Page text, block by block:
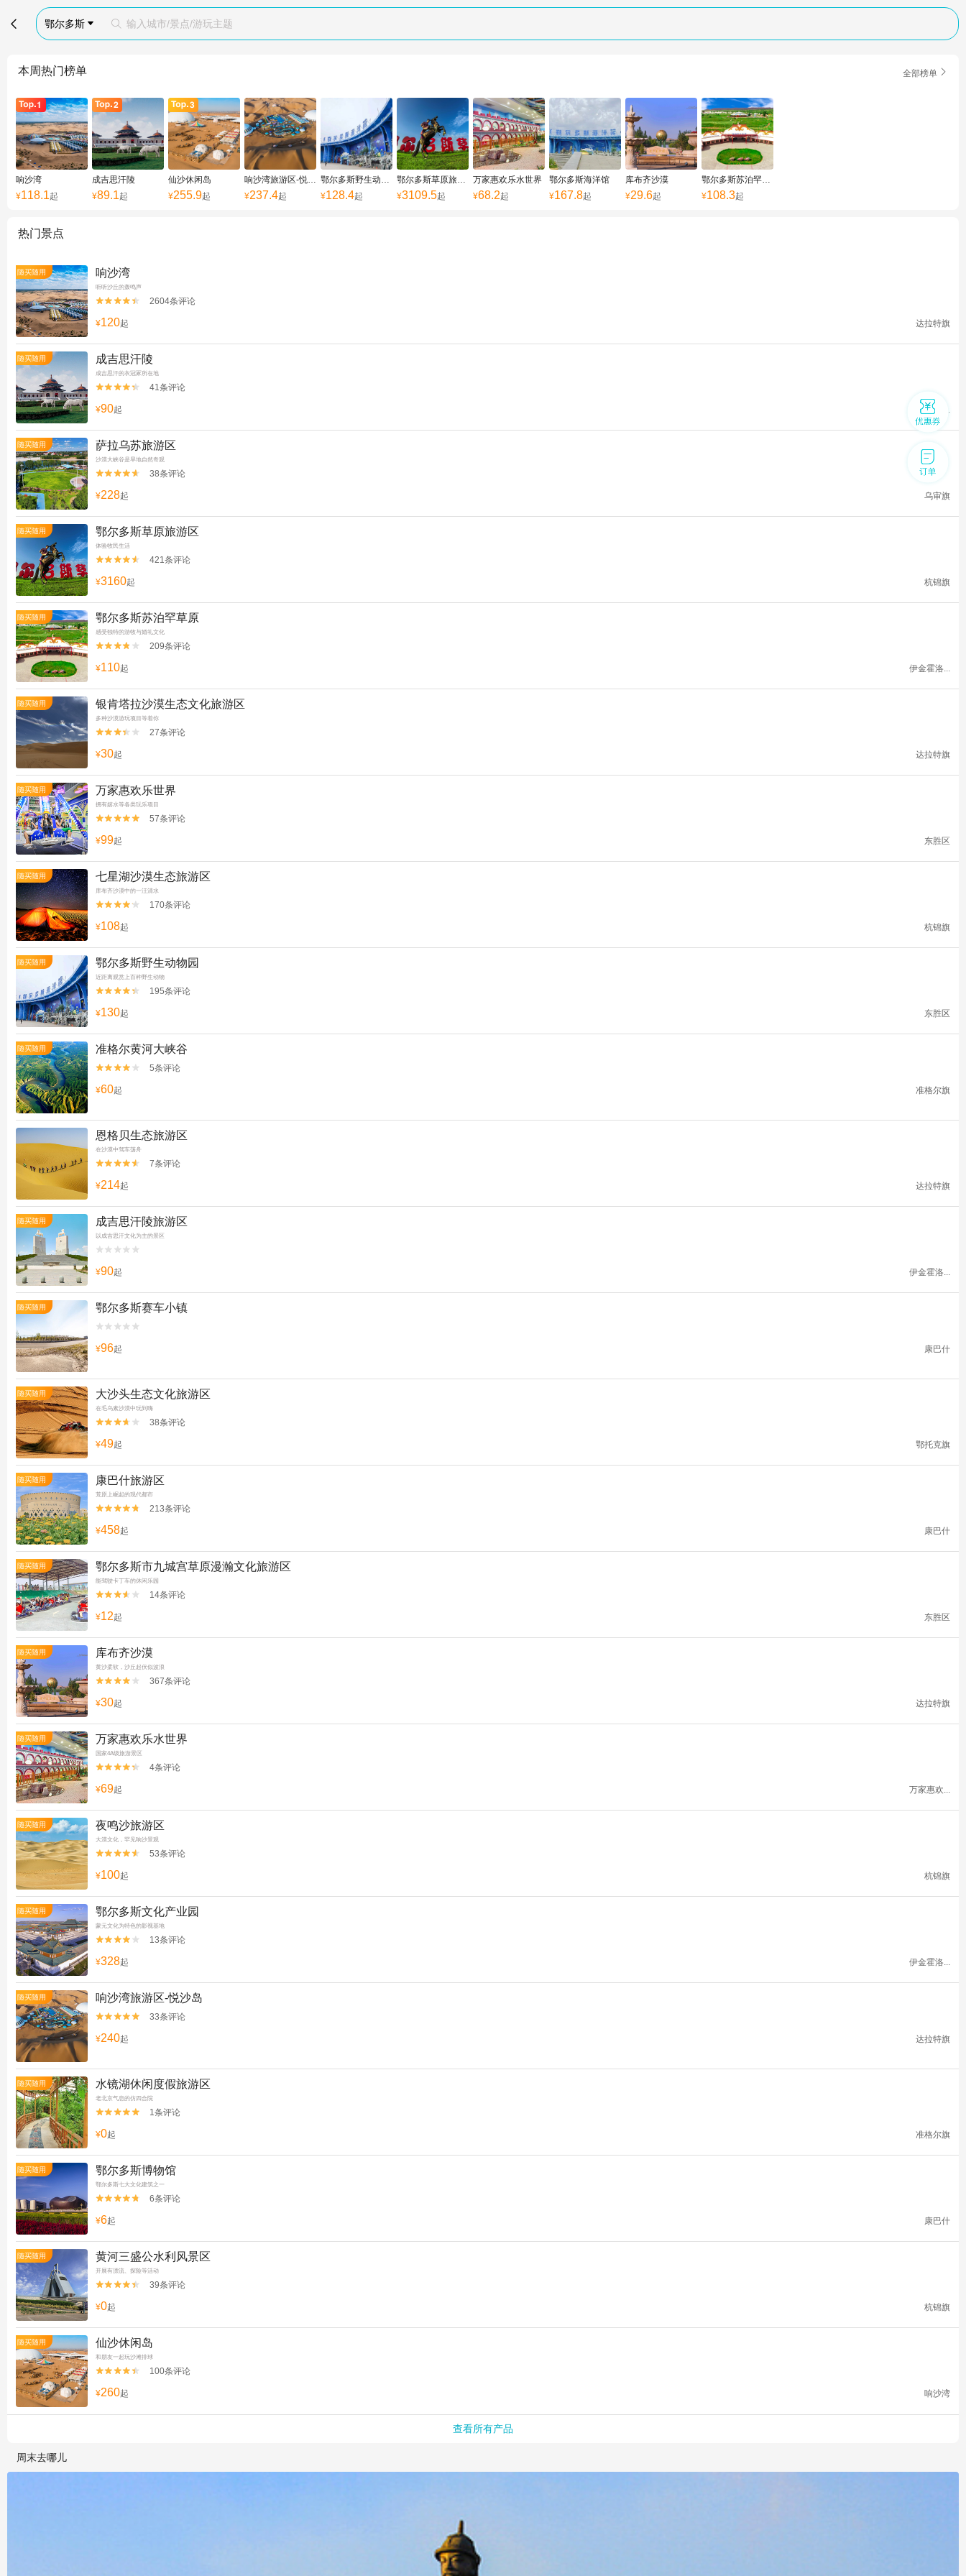
 鄂尔多斯   输入城市/景点/游玩主题
本周热门榜单 全部榜单 
响沙湾
¥118.1起
成吉思汗陵
¥89.1起
仙沙休闲岛
¥255.9起
响沙湾旅游区-悦沙岛
¥237.4起
鄂尔多斯野生动物园
¥128.4起
鄂尔多斯草原旅游区
¥3109.5起
万家惠欢乐水世界
¥68.2起
鄂尔多斯海洋馆
¥167.8起
库布齐沙漠
¥29.6起
鄂尔多斯苏泊罕草原
¥108.3起
热门景点
随买随用 响沙湾
听听沙丘的轰鸣声

 2604条评论
¥120起 达拉特旗
随买随用 成吉思汗陵
成吉思汗的衣冠冢所在地

 41条评论
¥90起 伊金霍洛...
随买随用 萨拉乌苏旅游区
沙漠大峡谷是旱地自然奇观

 38条评论
¥228起 乌审旗
随买随用 鄂尔多斯草原旅游区
体验牧民生活

 421条评论
¥3160起 杭锦旗
随买随用 鄂尔多斯苏泊罕草原
感受独特的游牧与婚礼文化

 209条评论
¥110起 伊金霍洛...
随买随用 银肯塔拉沙漠生态文化旅游区
多种沙漠游玩项目等着你

 27条评论
¥30起 达拉特旗
随买随用 万家惠欢乐世界
拥有嬉水等各类玩乐项目

 57条评论
¥99起 东胜区
随买随用 七星湖沙漠生态旅游区
库布齐沙漠中的一汪清水

 170条评论
¥108起 杭锦旗
随买随用 鄂尔多斯野生动物园
近距离观赏上百种野生动物

 195条评论
¥130起 东胜区
随买随用 准格尔黄河大峡谷

 5条评论
¥60起 准格尔旗
恩格贝生态旅游区
在沙漠中驾车荡舟

 7条评论
¥214起 达拉特旗
随买随用 成吉思汗陵旅游区
以成吉思汗文化为主的景区


¥90起 伊金霍洛...
随买随用 鄂尔多斯赛车小镇


¥96起 康巴什
随买随用 大沙头生态文化旅游区
在毛乌素沙漠中玩到嗨

 38条评论
¥49起 鄂托克旗
随买随用 康巴什旅游区
荒原上崛起的现代都市

 213条评论
¥458起 康巴什
随买随用 鄂尔多斯市九城宫草原漫瀚文化旅游区
能驾驶卡丁车的休闲乐园

 14条评论
¥12起 东胜区
随买随用 库布齐沙漠
黄沙柔软，沙丘起伏似波浪

 367条评论
¥30起 达拉特旗
随买随用 万家惠欢乐水世界
国家4A级旅游景区

 4条评论
¥69起 万家惠欢...
随买随用 夜鸣沙旅游区
大漠文化，罕见响沙景观

 53条评论
¥100起 杭锦旗
随买随用 鄂尔多斯文化产业园
蒙元文化为特色的影视基地

 13条评论
¥328起 伊金霍洛...
随买随用 响沙湾旅游区-悦沙岛

 33条评论
¥240起 达拉特旗
随买随用 水镜湖休闲度假旅游区
老北京气息的仿四合院

 1条评论
¥0起 准格尔旗
随买随用 鄂尔多斯博物馆
鄂尔多斯七大文化建筑之一

 6条评论
¥6起 康巴什
随买随用 黄河三盛公水利风景区
开展有漂流、探险等活动

 39条评论
¥0起 杭锦旗
随买随用 仙沙休闲岛
和朋友一起玩沙滩排球

 100条评论
¥260起 响沙湾
查看所有产品
周末去哪儿